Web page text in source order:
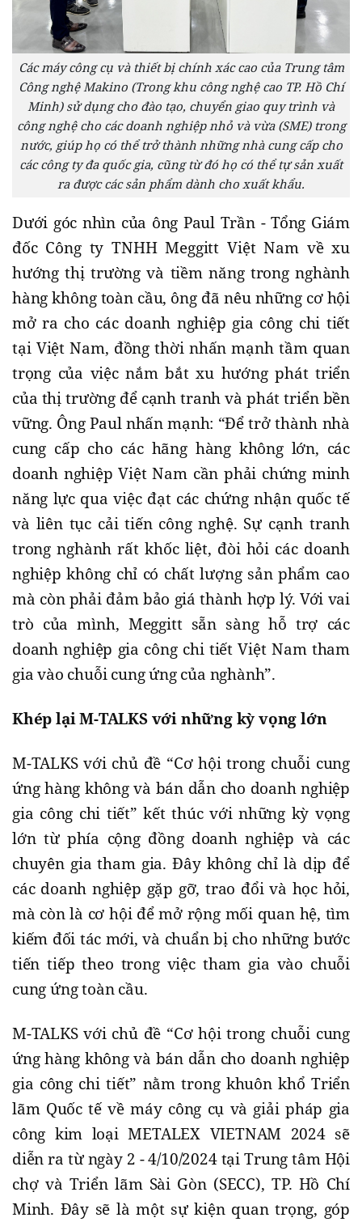
Các máy công cụ và thiết bị chính xác cao của Trung tâm
Công nghệ Makino (Trong khu công nghệ cao TP. Hồ Chí
Minh) sử dụng cho đào tạo, chuyển giao quy trình và
công nghệ cho các doanh nghiệp nhỏ và vừa (SME) trong
nước, giúp họ có thể trở thành những nhà cung cấp cho
các công ty đa quốc gia, cũng từ đó họ có thể tự sản xuất
ra được các sản phẩm dành cho xuất khẩu.
Dưới góc nhìn của ông Paul Trần - Tổng Giám
đốc Công ty TNHH Meggitt Việt Nam về xu
hướng thị trường và tiềm năng trong nghành
hàng không toàn cầu, ông đã nêu những cơ hội
mở ra cho các doanh nghiệp gia công chi tiết
tại Việt Nam, đồng thời nhấn mạnh tầm quan
trọng của việc nắm bắt xu hướng phát triển
của thị trường để cạnh tranh và phát triển bền
vững. Ông Paul nhấn mạnh: “Để trở thành nhà
cung cấp cho các hãng hàng không lớn, các
doanh nghiệp Việt Nam cần phải chứng minh
năng lực qua việc đạt các chứng nhận quốc tế
và liên tục cải tiến công nghệ. Sự cạnh tranh
trong nghành rất khốc liệt, đòi hỏi các doanh
nghiệp không chỉ có chất lượng sản phẩm cao
mà còn phải đảm bảo giá thành hợp lý. Với vai
trò của mình, Meggitt sẵn sàng hỗ trợ các
doanh nghiệp gia công chi tiết Việt Nam tham
gia vào chuỗi cung ứng của nghành”.
Khép lại M-TALKS với những kỳ vọng lớn
M-TALKS với chủ đề “Cơ hội trong chuỗi cung
ứng hàng không và bán dẫn cho doanh nghiệp
gia công chi tiết” kết thúc với những kỳ vọng
lớn từ phía cộng đồng doanh nghiệp và các
chuyên gia tham gia. Đây không chỉ là dịp để
các doanh nghiệp gặp gỡ, trao đổi và học hỏi,
mà còn là cơ hội để mở rộng mối quan hệ, tìm
kiếm đối tác mới, và chuẩn bị cho những bước
tiến tiếp theo trong việc tham gia vào chuỗi
cung ứng toàn cầu.
M-TALKS với chủ đề “Cơ hội trong chuỗi cung
ứng hàng không và bán dẫn cho doanh nghiệp
gia công chi tiết” nằm trong khuôn khổ Triển
lãm Quốc tế về máy công cụ và giải pháp gia
công kim loại METALEX VIETNAM 2024 sẽ
diễn ra từ ngày 2 - 4/10/2024 tại Trung tâm Hội
chợ và Triển lãm Sài Gòn (SECC), TP. Hồ Chí
Minh. Đây sẽ là một sự kiện quan trọng, góp